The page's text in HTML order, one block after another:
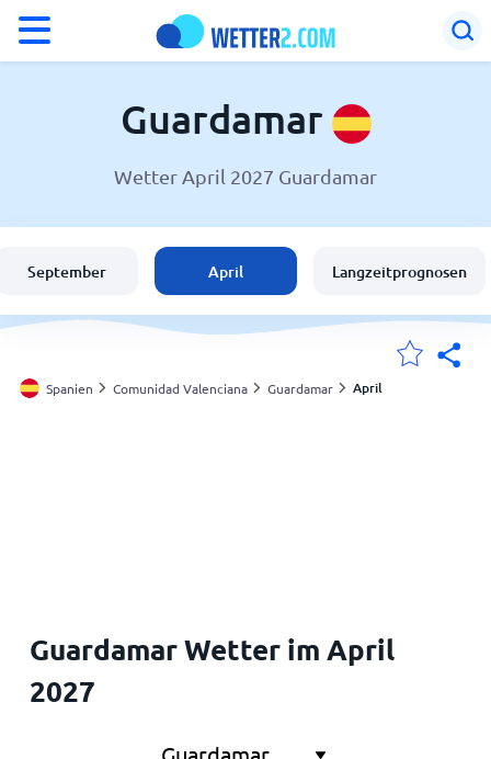
Wetter in Guardamar
Schweiz
Deutschland
Guardamar
Wetter April 2027 Guardamar
September April Langzeitprognosen
Spanien Comunidad Valenciana Guardamar April
Guardamar Wetter im April
2027